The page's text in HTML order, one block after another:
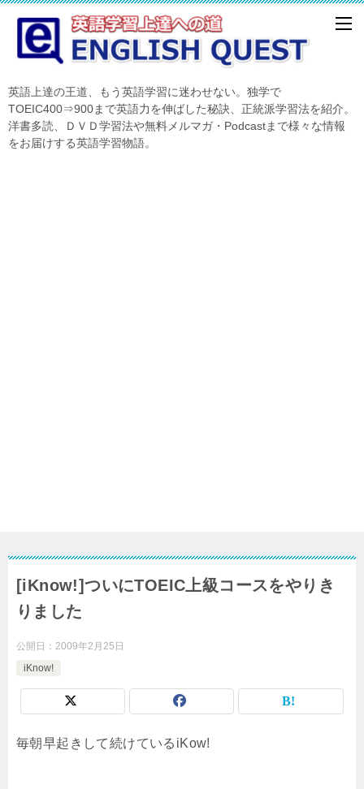
英語上達の王道、もう英語学習に迷わせない。独学で
TOEIC400⇒900まで英語力を伸ばした秘訣、正統派学習法を紹介。
洋書多読、ＤＶＤ学習法や無料メルマガ・Podcastまで様々な情報
をお届けする英語学習物語。
[iKnow!]ついにTOEIC上級コースをやりき
りました
公開日： 2009年2月25日
iKnow!
毎朝早起きして続けているiKow!